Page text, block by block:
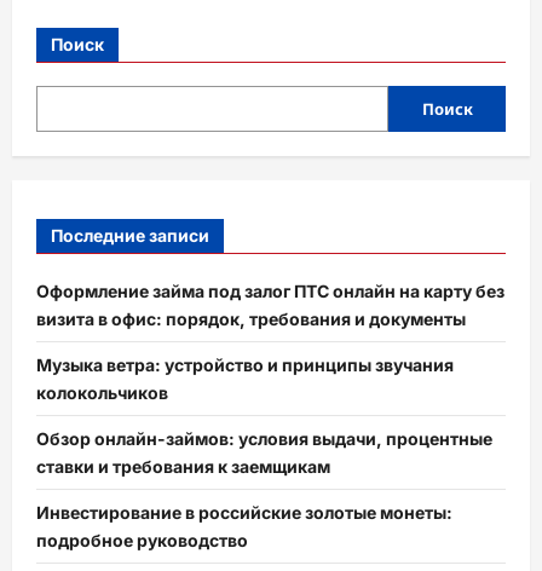
Поиск
Поиск
Последние записи
Оформление займа под залог ПТС онлайн на карту без
визита в офис: порядок, требования и документы
Музыка ветра: устройство и принципы звучания
колокольчиков
Обзор онлайн-займов: условия выдачи, процентные
ставки и требования к заемщикам
Инвестирование в российские золотые монеты:
подробное руководство